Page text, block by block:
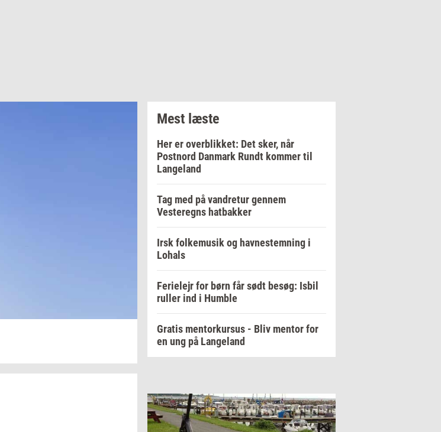
Mest læste
Her er overblikket: Det sker, når
Postnord Danmark Rundt kommer til
Langeland
Tag med på vandretur gennem
Vesteregns hatbakker
Irsk folkemusik og havnestemning i
Lohals
Ferielejr for børn får sødt besøg: Isbil
ruller ind i Humble
Gratis mentorkursus - Bliv mentor for
en ung på Langeland